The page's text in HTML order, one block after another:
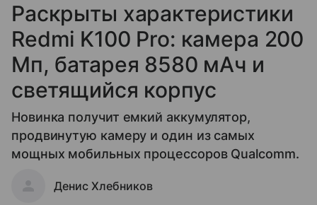
Раскрыты характеристики
Redmi K100 Pro: камера 200
Мп, батарея 8580 мАч и
светящийся корпус
Новинка получит емкий аккумулятор,
продвинутую камеру и один из самых
мощных мобильных процессоров Qualcomm.
Денис Хлебников